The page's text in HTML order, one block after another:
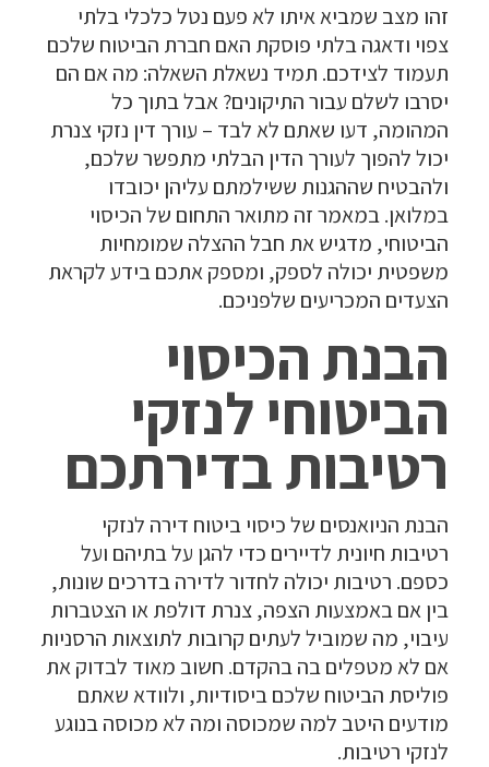
זהו מצב שמביא איתו לא פעם נטל כלכלי בלתי
צפוי ודאגה בלתי פוסקת האם חברת הביטוח שלכם
תעמוד לצידכם. תמיד נשאלת השאלה: מה אם הם
יסרבו לשלם עבור התיקונים? אבל בתוך כל
המהומה, דעו שאתם לא לבד – עורך דין נזקי צנרת
יכול להפוך לעורך הדין הבלתי מתפשר שלכם,
ולהבטיח שההגנות ששילמתם עליהן יכובדו
במלואן. במאמר זה מתואר התחום של הכיסוי
הביטוחי, מדגיש את חבל ההצלה שמומחיות
משפטית יכולה לספק, ומספק אתכם בידע לקראת
הצעדים המכריעים שלפניכם.
הבנת הכיסוי
הביטוחי לנזקי
רטיבות בדירתכם
הבנת הניואנסים של כיסוי ביטוח דירה לנזקי
רטיבות חיונית לדיירים כדי להגן על בתיהם ועל
כספם. רטיבות יכולה לחדור לדירה בדרכים שונות,
בין אם באמצעות הצפה, צנרת דולפת או הצטברות
עיבוי, מה שמוביל לעתים קרובות לתוצאות הרסניות
אם לא מטפלים בה בהקדם. חשוב מאוד לבדוק את
פוליסת הביטוח שלכם ביסודיות, ולוודא שאתם
מודעים היטב למה שמכוסה ומה לא מכוסה בנוגע
לנזקי רטיבות.